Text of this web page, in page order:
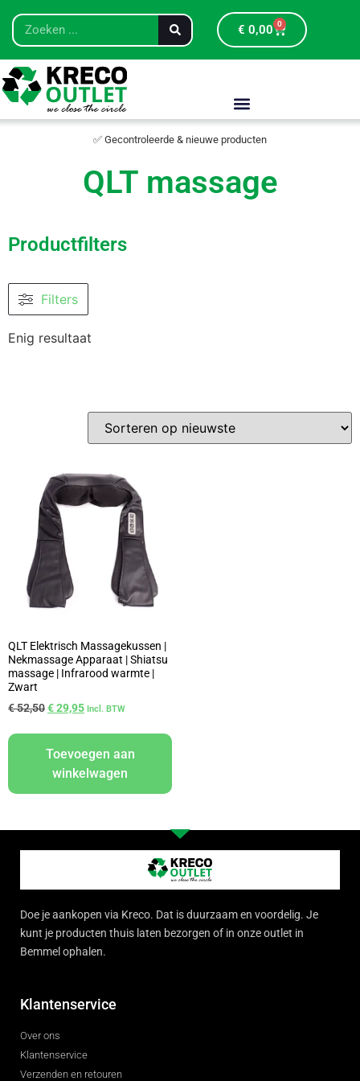
€ 0,00 0
✅ Gecontroleerde & nieuwe producten
QLT massage
Productfilters
Filters
Enig resultaat
QLT Elektrisch Massagekussen |
Nekmassage Apparaat | Shiatsu
massage | Infrarood warmte |
Zwart
€52,50€29,95 Incl. BTW
Toevoegen aan
winkelwagen
Doe je aankopen via Kreco. Dat is duurzaam en voordelig. Je
kunt je producten thuis laten bezorgen of in onze outlet in
Bemmel ophalen.
Klantenservice
Over ons
Klantenservice
Verzenden en retouren